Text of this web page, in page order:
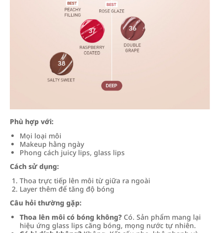
Phù hợp với:
Mọi loại môi
Makeup hằng ngày
Phong cách juicy lips, glass lips
Cách sử dụng:
Thoa trực tiếp lên môi từ giữa ra ngoài
Layer thêm để tăng độ bóng
Câu hỏi thường gặp:
Thoa lên môi có bóng không? Có. Sản phẩm mang lại
hiệu ứng glass lips căng bóng, mọng nước tự nhiên.